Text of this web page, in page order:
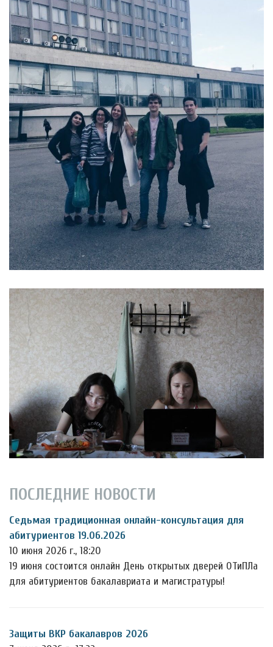
ПОСЛЕДНИЕ НОВОСТИ
Седьмая традиционная онлайн-консультация для
абитуриентов 19.06.2026
10 июня 2026 г., 18:20
19 июня состоится онлайн День открытых дверей ОТиПЛа
для абитуриентов бакалавриата и магистратуры!
Защиты ВКР бакалавров 2026